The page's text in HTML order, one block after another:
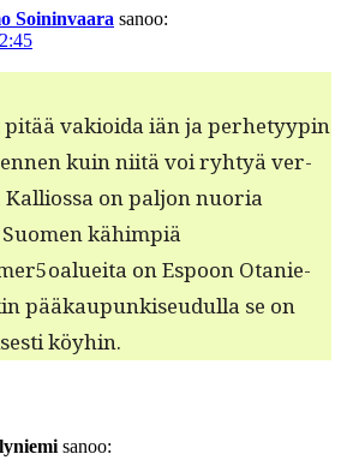
Soininvaara sanoo:
vakioi­da iän ja per­hetyypin
kuin niitä voi ryhtyä ver­
Kallios­sa on paljon nuo­ria
kähimpiä
on Espoon Otanie­
pääkaupunkiseudul­la se on
köyhin.
sanoo: